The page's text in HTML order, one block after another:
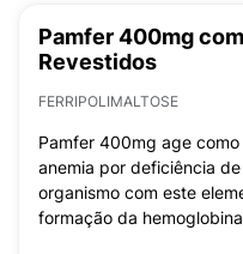
Pamfer 400mg
Revestidos
FERRIPOLIMALTOSE
Pamfer 400mg age
anemia por deficiência
organismo com este
formação da